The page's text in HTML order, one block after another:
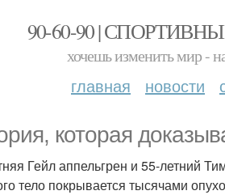
90-60-90 |
хочешь изменить мир -
главная новости
которая
Гейл аппельгрен и 55-летний
тело покрывается тысячами